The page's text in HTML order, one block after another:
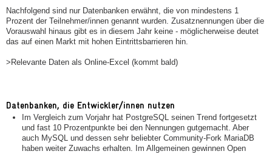
Nachfolgend sind nur Datenbanken erwähnt, die von mindestens 1
Prozent der Teilnehmer/innen genannt wurden. Zusatznennungen über die
Vorauswahl hinaus gibt es in diesem Jahr keine - möglicherweise deutet
das auf einen Markt mit hohen Eintrittsbarrieren hin.
>Relevante Daten als Online-Excel (kommt bald)
Datenbanken, die Entwickler/innen nutzen
Im Vergleich zum Vorjahr hat PostgreSQL seinen Trend fortgesetzt
und fast 10 Prozentpunkte bei den Nennungen gutgemacht. Aber
auch MySQL und dessen sehr beliebter Community-Fork MariaDB
haben weiter Zuwachs erhalten. Im Allgemeinen gewinnen Open